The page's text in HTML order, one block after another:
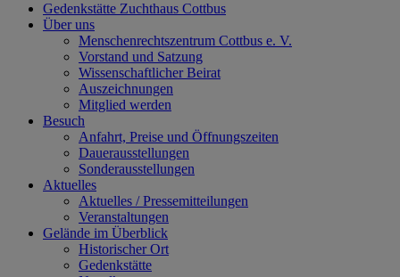
Gedenkstätte Zuchthaus Cottbus
Über uns
Menschenrechtszentrum Cottbus e. V.
Vorstand und Satzung
Wissenschaftlicher Beirat
Auszeichnungen
Mitglied werden
Besuch
Anfahrt, Preise und Öffnungszeiten
Dauerausstellungen
Sonderausstellungen
Aktuelles
Aktuelles / Pressemitteilungen
Veranstaltungen
Gelände im Überblick
Historischer Ort
Gedenkstätte